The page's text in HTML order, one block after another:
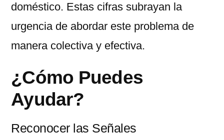
doméstico. Estas cifras subrayan la
urgencia de abordar este problema de
manera colectiva y efectiva.
¿Cómo Puedes
Ayudar?
Reconocer las Señales